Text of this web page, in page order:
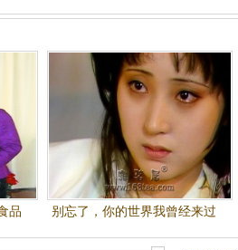
品 别忘了，你的世界我曾经来过